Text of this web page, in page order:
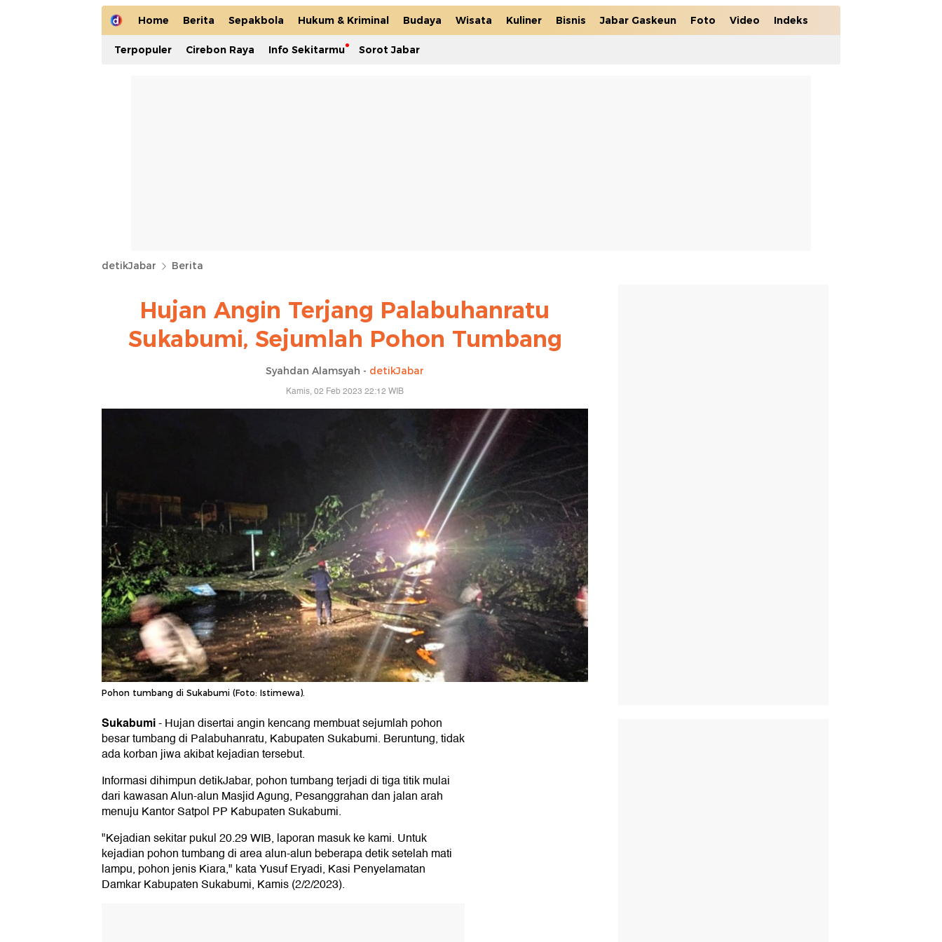
Home Berita Sepakbola Hukum & Kriminal Budaya Wisata Kuliner Bisnis Jabar Gaskeun Foto Video Indeks
Terpopuler Cirebon Raya Info Sekitarmu Sorot Jabar
detikJabar Berita
Hujan Angin Terjang Palabuhanratu
Sukabumi, Sejumlah Pohon Tumbang
Syahdan Alamsyah - detikJabar
Kamis, 02 Feb 2023 22:12 WIB
Pohon tumbang di Sukabumi (Foto: Istimewa).
Sukabumi-Hujan disertai angin kencang membuat sejumlah pohon
besar tumbang di Palabuhanratu, Kabupaten Sukabumi. Beruntung, tidak
ada korban jiwa akibat kejadian tersebut.
Informasi dihimpun detikJabar, pohon tumbang terjadi di tiga titik mulai
dari kawasan Alun-alun Masjid Agung, Pesanggrahan dan jalan arah
menuju Kantor Satpol PP Kabupaten Sukabumi.
"Kejadian sekitar pukul 20.29 WIB, laporan masuk ke kami. Untuk
kejadian pohon tumbang di area alun-alun beberapa detik setelah mati
lampu, pohon jenis Kiara," kata Yusuf Eryadi, Kasi Penyelamatan
Damkar Kabupaten Sukabumi, Kamis (2/2/2023).